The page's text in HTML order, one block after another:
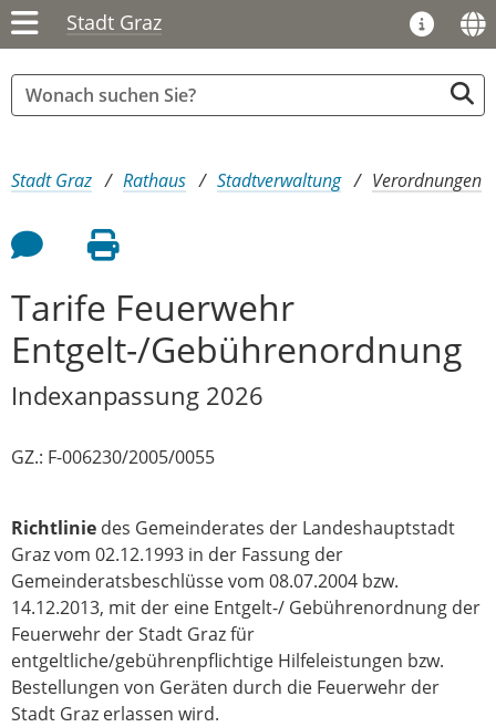
Stadt Graz
Sie sind hier:
Stadt Graz Rathaus Stadtverwaltung Verordnungen
Feedback an Autor
Seite drucken
Tarife Feuerwehr
Entgelt-/Gebührenordnung
Indexanpassung 2026
GZ.: F-006230/2005/0055
Richtlinie des Gemeinderates der Landeshauptstadt
Graz vom 02.12.1993 in der Fassung der
Gemeinderatsbeschlüsse vom 08.07.2004 bzw.
14.12.2013, mit der eine Entgelt-/ Gebührenordnung der
Feuerwehr der Stadt Graz für
entgeltliche/gebührenpflichtige Hilfeleistungen bzw.
Bestellungen von Geräten durch die Feuerwehr der
Stadt Graz erlassen wird.